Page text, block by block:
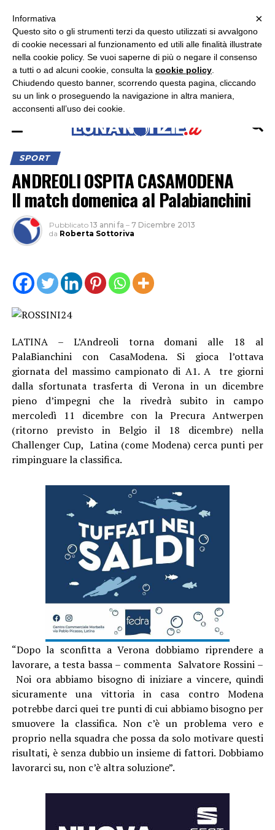
ASCOLTA RADIO LUNA
SPORT
ANDREOLI OSPITA CASAMODENA
Il match domenica al Palabianchini
Pubblicato 13 anni fa – 7 Dicembre 2013
da Roberta Sottoriva
LATINA – L’Andreoli torna domani alle 18 al
PalaBianchini con CasaModena. Si gioca l’ottava
giornata del massimo campionato di A1. A tre giorni
dalla sfortunata trasferta di Verona in un dicembre
pieno d’impegni che la rivedrà subito in campo
mercoledì 11 dicembre con la Precura Antwerpen
(ritorno previsto in Belgio il 18 dicembre) nella
Challenger Cup, Latina (come Modena) cerca punti per
rimpinguare la classifica.
“Dopo la sconfitta a Verona dobbiamo riprendere a
lavorare, a testa bassa – commenta Salvatore Rossini –
Noi ora abbiamo bisogno di iniziare a vincere, quindi
sicuramente una vittoria in casa contro Modena
potrebbe darci quei tre punti di cui abbiamo bisogno per
smuovere la classifica. Non c’è un problema vero e
proprio nella squadra che possa da solo motivare questi
risultati, è senza dubbio un insieme di fattori. Dobbiamo
lavorarci su, non c’è altra soluzione”.
×
×
Informativa
Questo sito o gli strumenti terzi da questo utilizzati si avvalgono
di cookie necessari al funzionamento ed utili alle finalità illustrate
nella cookie policy. Se vuoi saperne di più o negare il consenso
a tutti o ad alcuni cookie, consulta la cookie policy
Chiudendo questo banner, scorrendo questa pagina, cliccando
su un link o proseguendo la navigazione in altra maniera,
acconsenti all’uso dei cookie.